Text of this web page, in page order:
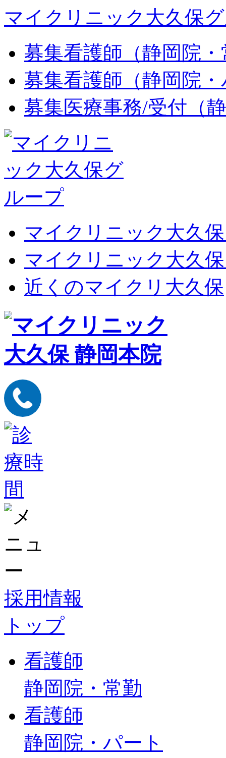
マイクリニック大久保
募集看護師（静岡院
募集看護師（静岡院
募集医療事務/受付（
マイクリニック大久
マイクリニック大久
近くのマイクリ大久保
採用情報
トップ
看護師
静岡院・常勤
看護師
静岡院・パート